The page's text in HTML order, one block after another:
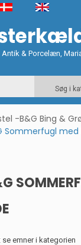
Antik & Porcelæn,
Søg i
-B&G Bing &
Sommerfugl
emner i kategorien